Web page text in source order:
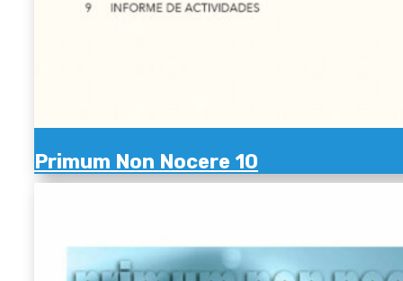
Primum Non Nocere 10